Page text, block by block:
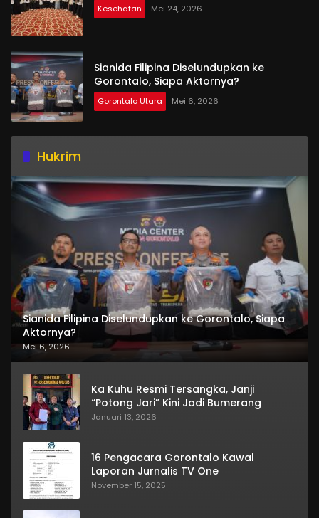
Kesehatan Mei 24, 2026
Sianida Filipina Diselundupkan ke
Gorontalo, Siapa Aktornya?
Gorontalo Utara Mei 6, 2026
Hukrim
Sianida Filipina Diselundupkan ke Gorontalo, Siapa
Aktornya?
Mei 6, 2026
Ka Kuhu Resmi Tersangka, Janji
“Potong Jari” Kini Jadi Bumerang
Januari 13, 2026
16 Pengacara Gorontalo Kawal
Laporan Jurnalis TV One
November 15, 2025